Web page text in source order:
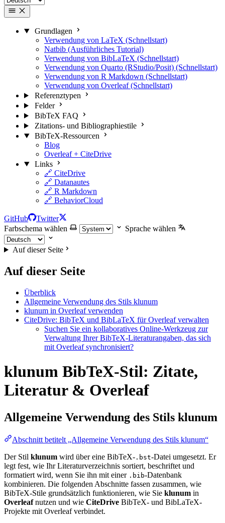
Grundlagen
Verwendung von LaTeX (Schnellstart)
Natbib (Ausführliches Tutorial)
Verwendung von BibLaTeX (Schnellstart)
Verwendung von Quarto (RStudio/Posit) (Schnellstart)
Verwendung von R Markdown (Schnellstart)
Verwendung von Overleaf (Schnellstart)
Referenztypen
Felder
BibTeX FAQ
Zitations- und Bibliographiestile
BibTeX-Ressourcen
Blog
Overleaf + CiteDrive
Links
🔗 CiteDrive
🔗 Datanautes
🔗 R Markdown
🔗 BehaviorCloud
GitHub
Twitter
Farbschema wählen
Sprache wählen
Auf dieser Seite
Auf dieser Seite
Überblick
Allgemeine Verwendung des Stils klunum
klunum in Overleaf verwenden
CiteDrive: BibTeX und BibLaTeX für Overleaf verwalten
Suchen Sie ein kollaboratives Online-Werkzeug zur
Verwaltung Ihrer BibTeX-Literaturangaben, das sich
mit Overleaf synchronisiert?
klunum BibTeX-Stil: Zitate,
Literatur & Overleaf
Allgemeine Verwendung des Stils klunum
Abschnitt betitelt „Allgemeine Verwendung des Stils klunum“
Der Stil klunum wird über eine BibTeX- .bst-Datei umgesetzt. Er
legt fest, wie Ihr Literaturverzeichnis sortiert, beschriftet und
formatiert wird, wenn Sie ihn mit einer .bib-Datenbank
kombinieren. Die folgenden Abschnitte fassen zusammen, wie
BibTeX-Stile grundsätzlich funktionieren, wie Sie klunum in
Overleafnutzen und wie CiteDrive BibTeX- und BibLaTeX-
Projekte mit Overleaf verbindet.